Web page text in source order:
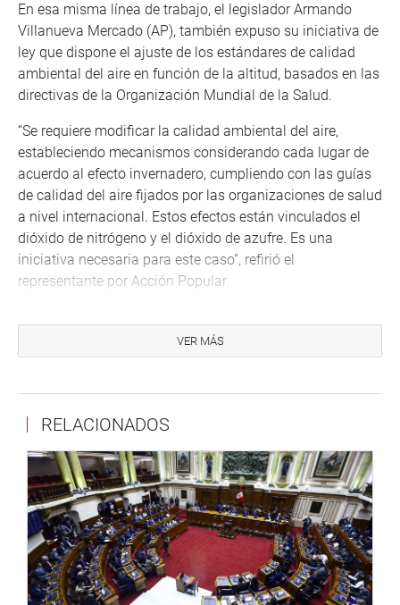
En esa misma línea de trabajo, el legislador Armando
Villanueva Mercado (AP), también expuso su iniciativa de
ley que dispone el ajuste de los estándares de calidad
ambiental del aire en función de la altitud, basados en las
directivas de la Organización Mundial de la Salud.
“Se requiere modificar la calidad ambiental del aire,
estableciendo mecanismos considerando cada lugar de
acuerdo al efecto invernadero, cumpliendo con las guías
de calidad del aire fijados por las organizaciones de salud
a nivel internacional. Estos efectos están vinculados el
dióxido de nitrógeno y el dióxido de azufre. Es una
iniciativa necesaria para este caso”, refirió el
representante por Acción Popular.
un importante riesgo medioambiental para la salud,
fundamentalmente en las zonas de explotación y
Otra iniciativa expuesta estuvo a cargo del parlamentario
César Villanueva Arévalo (APP), quien solicitó modificar el
artículo 20 de la Ley de Áreas Naturales Protegidas, que
propone que los dueños o usuarios de derechos mineros,
energéticos u otro recurso que se encuentre dentro de un
área natural protegida, deberán asegurar que el ejercicio
de sus derechos sean compatibles con el Plan Maestro
que se establezca para este caso.
VER MÁS
RELACIONADOS